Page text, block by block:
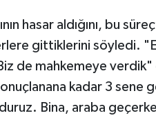
hasar aldığını, bu
gittiklerini söyledi.
de mahkemeye verdik"
kadar 3
Bina, araba